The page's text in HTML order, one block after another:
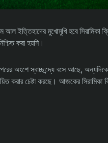
আল ইত্তিহাদের মুখোমুখি হবে
করা হয়নি।
অংশে স্বাচ্ছন্দ্যে বসে আছে,
করার চেষ্টা করছে। আজকের